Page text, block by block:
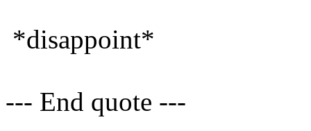
*disappoint*
--- End quote ---